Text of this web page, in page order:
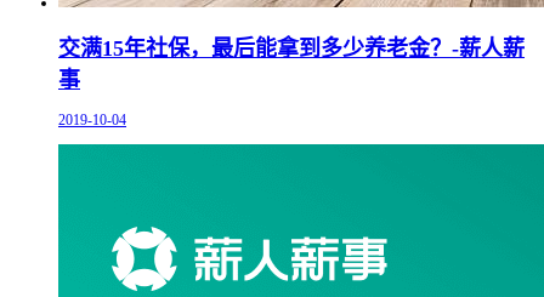
交满15年社保，最后能拿到多少养老金？-薪人薪
事
2019-10-04